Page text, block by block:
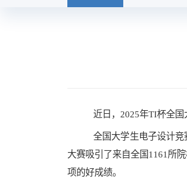
近日 ， 2025年TI杯全国
全国大学生电子设计
大赛吸引了来自全国1161所
项的好成绩。